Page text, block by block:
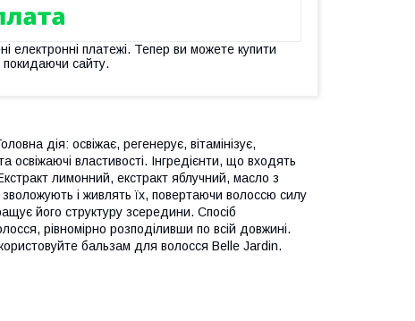
електронні платежі. Тепер ви можете купити
сайту.
дія: освіжає, регенерує, вітамінізує,
властивості. Інгредієнти, що входять
лимонний, екстракт яблучний, масло з
і живлять їх, повертаючи волоссю силу
його структуру зсередини. Спосіб
рівномірно розподіливши по всій довжині.
бальзам для волосся Belle Jardin.